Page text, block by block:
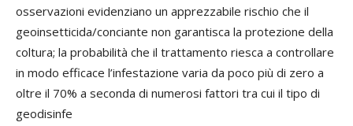
osservazioni evidenziano un apprezzabile rischio che il
geoinsetticida/conciante non garantisca la protezione della
coltura; la probabilità che il trattamento riesca a controllare
in modo efficace l’infestazione varia da poco più di zero a
oltre il 70% a seconda di numerosi fattori tra cui il tipo di
geodisinfe